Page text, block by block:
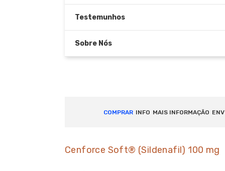
Testemunhos
Sobre Nós
COMPRAR INFO MAIS INFORMAÇÃO
Cenforce Soft® (Sildenafil) 100 mg